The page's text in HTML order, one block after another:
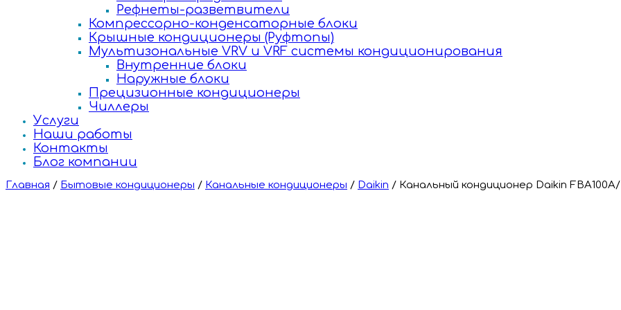
Рефнеты-разветвители
Компрессорно-конденсаторные блоки
Крышные кондиционеры (Руфтопы)
Мультизональные VRV и VRF системы кондиционирования
Внутренние блоки
Наружные блоки
Прецизионные кондиционеры
Чиллеры
Услуги
Наши работы
Контакты
Блог компании
Главная / Бытовые кондиционеры / Канальные кондиционеры / Daikin / Канальный кондиционер Daikin